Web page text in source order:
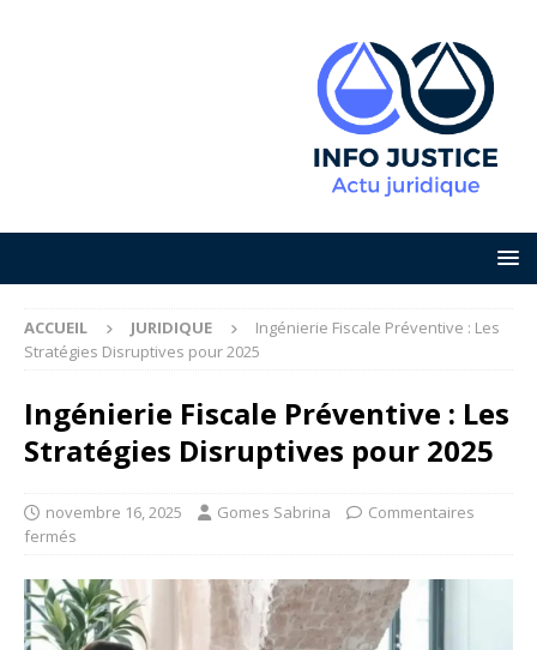
ACCUEIL JURIDIQUE
Ingénierie Fiscale Préventive : Les
Stratégies Disruptives pour 2025
Ingénierie Fiscale Préventive : Les
Stratégies Disruptives pour 2025
novembre 16, 2025 Gomes Sabrina
Commentaires
fermés